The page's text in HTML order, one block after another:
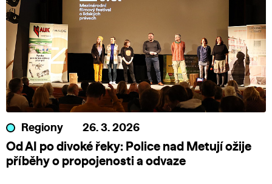
Regiony 26. 3. 2026
Od AI po divoké řeky: Police nad Metují ožije
příběhy o propojenosti a odvaze